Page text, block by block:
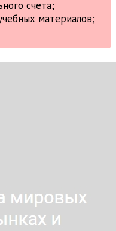
счета;
материалов;